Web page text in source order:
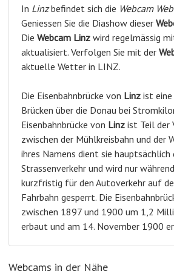
In Linzbefindet sich die Webcam
Geniessen Sie die Diashow dieser
Die Webcam Linz wird regelmässig
aktualisiert. Verfolgen Sie mit der
aktuelle Wetter in LINZ.
Die Eisenbahnbrücke von Linz ist eine
Brücken über die Donau bei
Eisenbahnbrücke von Linz ist Teil der
zwischen der Mühlkreisbahn und der
ihres Namens dient sie hauptsächlich
Strassenverkehr und wird nur
kurzfristig für den Autoverkehr auf
Fahrbahn gesperrt. Die
zwischen 1897 und 1900 um 1,2
erbaut und am 14. November 1900
Webcams in der Nähe